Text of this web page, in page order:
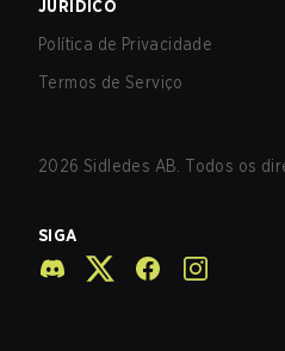
JURÍDICO
Política de Privacidade
Termos de Serviço
2026 Sidledes AB. Todos os
SIGA